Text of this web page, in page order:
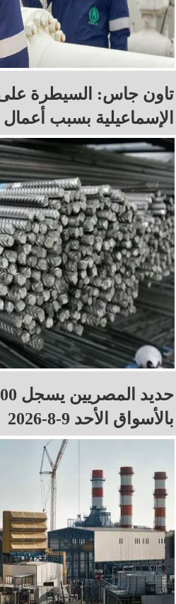
تاون جاس: السيطرة
الإسماعيلية بسبب
بالأسواق الأحد 9-8-2026